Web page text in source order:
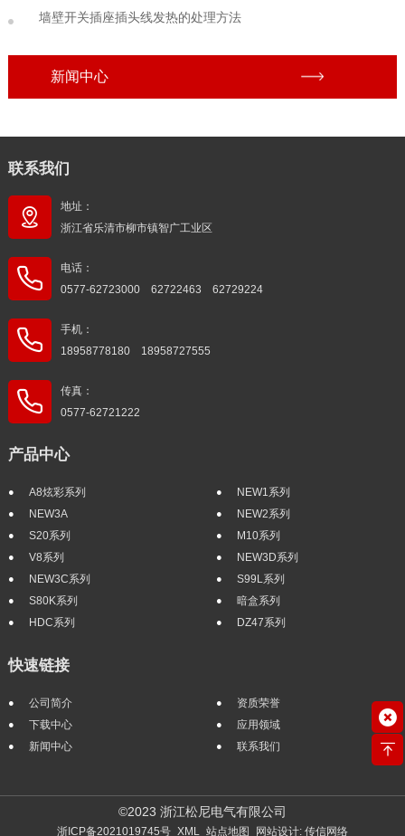
墙壁开关插座插头线发热的处理方法
新闻中心
联系我们
地址：
浙江省乐清市柳市镇智广工业区
电话：
0577-62723000 62722463 62729224
手机：
18958778180 18958727555
传真：
0577-62721222
产品中心
A8炫彩系列
NEW1系列
NEW3A
NEW2系列
S20系列
M10系列
V8系列
NEW3D系列
NEW3C系列
S99L系列
S80K系列
暗盒系列
HDC系列
DZ47系列
快速链接
公司简介
资质荣誉
下载中心
应用领域
新闻中心
联系我们
©2023 浙江松尼电气有限公司
浙ICP备2021019745号 XML 站点地图 网站设计: 传信网络